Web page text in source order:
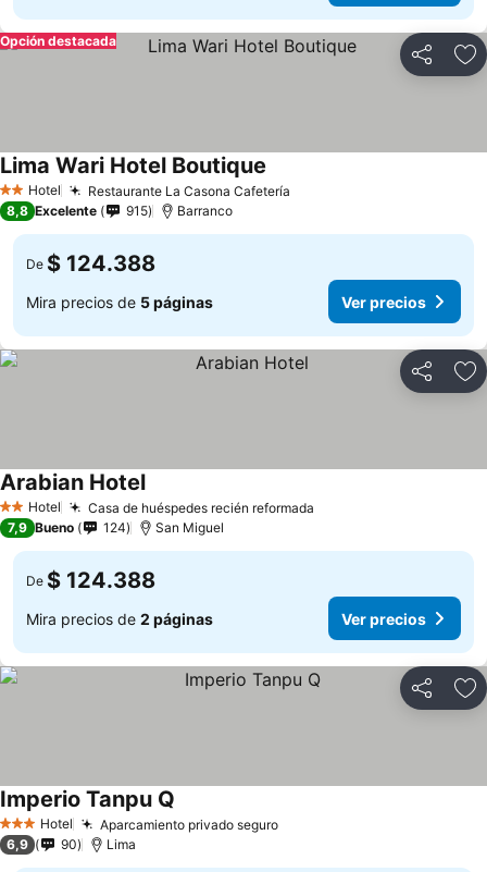
Compartir
Opción destacada
2 Estrellas
Hotel Restaurante La Casona Cafetería
Lima Wari Hotel Boutique
8,8 Excelente 915 Barranco
De $ 124.388
Mira precios de 5 páginas Ver precios
Compartir
2 Estrellas
Hotel Casa de huéspedes recién reformada
Arabian HotelVer precios
7,9 Bueno 124 San Miguel
De $ 124.388
Mira precios de 2 páginas Ver precios
Compartir
3 Estrellas
Hotel Aparcamiento privado seguroVer precios
Imperio Tanpu Q
6,9 90 Lima